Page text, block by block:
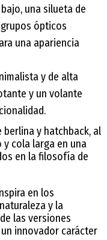
una silueta de
ópticos
una apariencia
y de alta
y un volante
berlina y hatchback, al
cola larga en una
en la filosofía de
en los
y la
las versiones
innovador carácter